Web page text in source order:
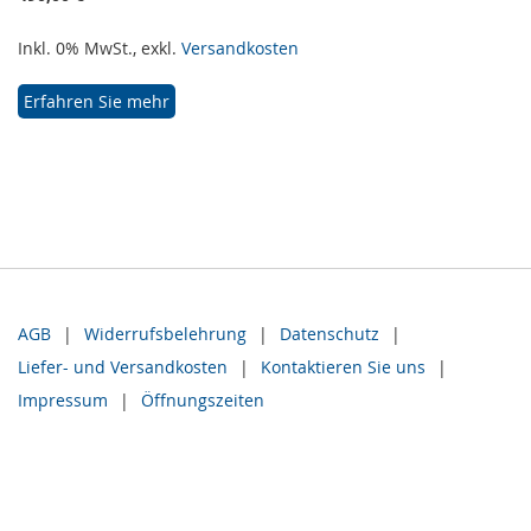
Inkl. 0% MwSt., exkl. Versandkosten
Erfahren Sie mehr
AGB Widerrufsbelehrung
Datenschutz
Liefer- und Versandkosten
Kontaktieren Sie uns
Impressum
Öffnungszeiten